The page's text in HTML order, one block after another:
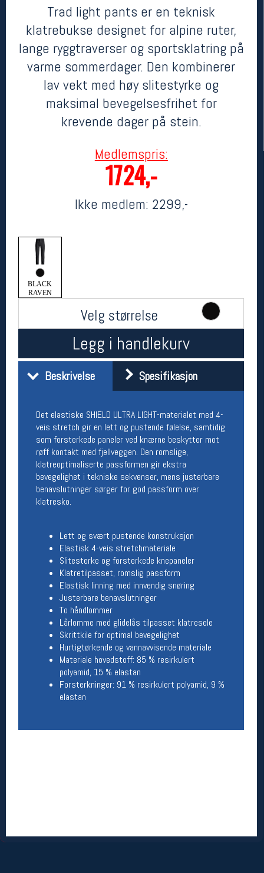
Trad light pants er en teknisk
klatrebukse designet for alpine ruter,
lange ryggtraverser og sportsklatring på
varme sommerdager. Den kombinerer
lav vekt med høy slitestyrke og
maksimal bevegelsesfrihet for
krevende dager på stein.
Medlemspris:
1724,-
Ikke medlem: 2299,-
BLACK
RAVEN
Velg størrelse
Legg i handlekurv
Beskrivelse Spesifikasjon
Det elastiske SHIELD ULTRA LIGHT-materialet med 4-
veis stretch gir en lett og pustende følelse, samtidig
som forsterkede paneler ved knærne beskytter mot
røff kontakt med fjellveggen. Den romslige,
klatreoptimaliserte passformen gir ekstra
bevegelighet i tekniske sekvenser, mens justerbare
benavslutninger sørger for god passform over
klatresko.
Lett og svært pustende konstruksjon
Elastisk 4-veis stretchmateriale
Slitesterke og forsterkede knepaneler
Klatretilpasset, romslig passform
Elastisk linning med innvendig snøring
Justerbare benavslutninger
To håndlommer
Lårlomme med glidelås tilpasset klatresele
Skrittkile for optimal bevegelighet
Hurtigtørkende og vannavvisende materiale
Materiale hovedstoff: 85 % resirkulert
polyamid, 15 % elastan
Forsterkninger: 91 % resirkulert polyamid, 9 %
elastan
2299,- MEDLEM: 1724,-
Oslo Sportslager
Torggata 20
0183 Oslo
Telefon: 23 32 62 00
(telefontid man-fredag klokken 10-13)
Vis i kart
Åpningstider butikk
Man-Fredag:
11-18
Team Oslo Sportslager
Magasinet
Medlemstilbud og aktiviteter
MELD DEG INN GRATIS
Man-Fredag:
11-18
Lørdag:
11-16
Om verkstedet
For å bestille time må du logge inn i
nettbutikken og trykke på den nederste blå
Betingelser
Salgsbetingelser
Personsvernerklæring
Informasjonskapsler
Bærekraft
Org. nr: 976754360